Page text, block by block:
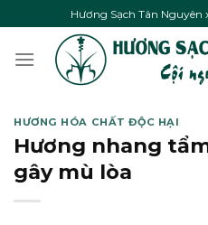
to
content
Hương Sạch Tân
HƯƠNG HÓA CHẤT ĐỘC HẠI
Hương nhang
gây mù lòa